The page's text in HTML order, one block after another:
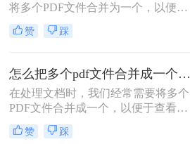
将多个PDF文件合并为一个，以便于
分享、存储和管理。那么如何将多个
pdf文件合并成一个呢？本文将介绍四
法，帮助您轻松完成PDF文件的合并
任务。
赞 踩
怎么把多个pdf文件合并成一个？试试看这二种转换方式！
在处理文档时，我们经常需要将多个
PDF文件合并成一个，以便于查看、
传输和存档。那么怎么把多个pdf文件
合并成一个呢？本文将介绍两种常用
赞 踩